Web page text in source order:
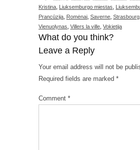
Kristina Liuksemburgo miestas
Prancūzija Romėnai Saverne Strasbourg
Vienuolynas Villers la ville Vokietija
What do you think?
Leave a Reply
Your email address will not be
Required fields are marked *
Comment *